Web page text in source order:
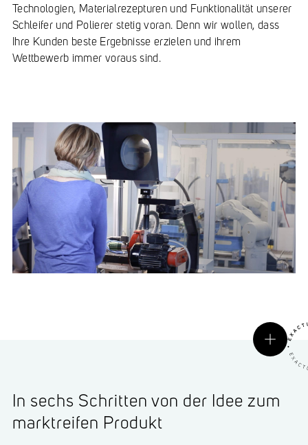
Technologien, Materialrezepturen und Funktionalität unserer
Schleifer und Polierer stetig voran. Denn wir wollen, dass
Ihre Kunden beste Ergebnisse erzielen und ihrem
Wettbewerb immer voraus sind.
In sechs Schritten von der Idee zum
marktreifen Produkt